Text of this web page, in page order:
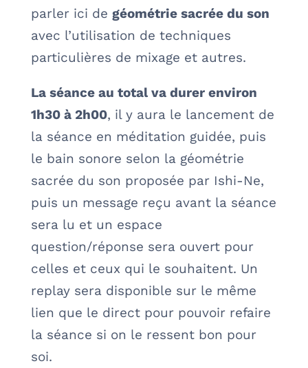
parler ici de géométrie sacrée du son
avec l’utilisation de techniques
particulières de mixage et autres.
La séance au total va durer environ
1h30 à 2h00, il y aura le lancement de
la séance en méditation guidée, puis
le bain sonore selon la géométrie
sacrée du son proposée par Ishi-Ne,
puis un message reçu avant la séance
sera lu et un espace
question/réponse sera ouvert pour
celles et ceux qui le souhaitent. Un
replay sera disponible sur le même
lien que le direct pour pouvoir refaire
la séance si on le ressent bon pour
soi.